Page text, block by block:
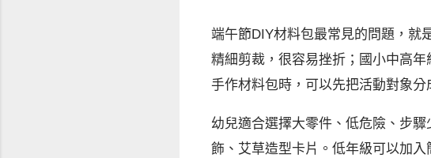
端午節DIY材料包最常見的問題，就
精細剪裁，很容易挫折；國小中高
手作材料包時，可以先把活動對象
幼兒適合選擇大零件、低危險、步
飾、艾草造型卡片。低年級可以加